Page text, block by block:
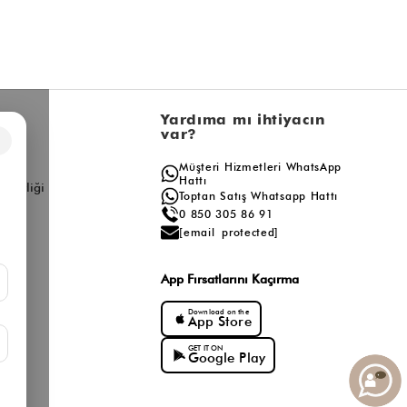
Birliği
Yardıma mı ihtiyacın
var?
Müşteri Hizmetleri WhatsApp
Hattı
Toptan Satış Whatsapp Hattı
0 850 305 86 91
[email protected]
App Fırsatlarını Kaçırma
Download on the
App Store
GET IT ON
Google Play